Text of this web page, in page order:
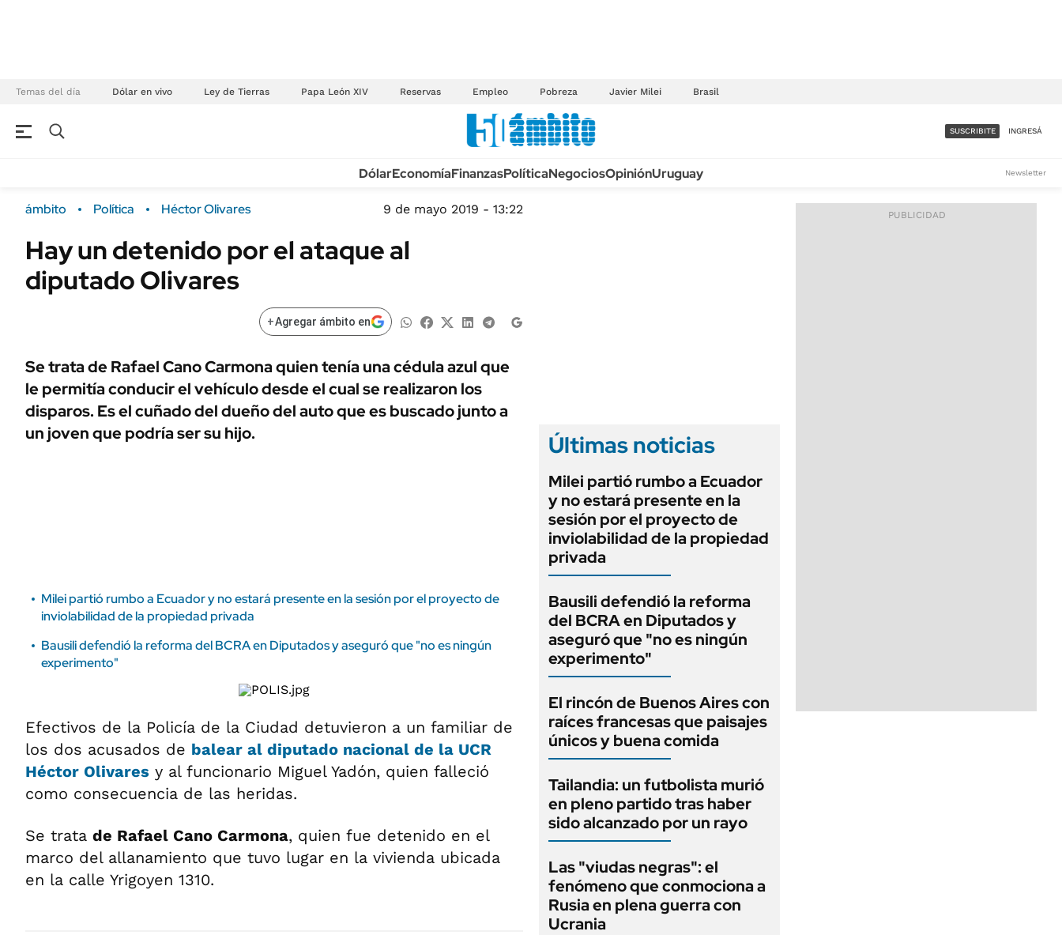
Temas del día Dólar en vivo Ley de Tierras Papa León XIV Reservas Empleo Pobreza Javier Milei Brasil
Campo
FINANZAS
ÁMBITO DEBATE
MEDIAKIT AMBITO DEBATE
Sustentabilidad
POLÍTICA
URUGUAY
TECNOLOGÍA
MÉXICO
LIFESTYLE
AUTOS
ACCESO FULL - $1.800/MES
SUSCRIBITE INGRESÁ
DólarEconomíaFinanzasPolíticaNegociosOpiniónUruguay Newsletter
ámbito Política Héctor Olivares 9 de mayo 2019 - 13:22
Hay un detenido por el ataque al
diputado Olivares
+Agregar ámbito en
Se trata de Rafael Cano Carmona quien tenía una cédula azul que
le permitía conducir el vehículo desde el cual se realizaron los
disparos. Es el cuñado del dueño del auto que es buscado junto a
un joven que podría ser su hijo.
Milei partió rumbo a Ecuador y no estará presente en la sesión por el proyecto de
inviolabilidad de la propiedad privada
Bausili defendió la reforma del BCRA en Diputados y aseguró que "no es ningún
experimento"
Efectivos de la Policía de la Ciudad detuvieron a un familiar de
los dos acusados de balear al diputado nacional de la UCR
Héctor Olivares y al funcionario Miguel Yadón, quien falleció
como consecuencia de las heridas.
Se trata de Rafael Cano Carmona, quien fue detenido en el
marco del allanamiento que tuvo lugar en la vivienda ubicada
en la calle Yrigoyen 1310.
Últimas noticias
Milei partió rumbo a Ecuador
y no estará presente en la
sesión por el proyecto de
inviolabilidad de la propiedad
privada
Bausili defendió la reforma
del BCRA en Diputados y
aseguró que "no es ningún
experimento"
El rincón de Buenos Aires con
raíces francesas que paisajes
únicos y buena comida
Tailandia: un futbolista murió
en pleno partido tras haber
sido alcanzado por un rayo
Las "viudas negras": el
fenómeno que conmociona a
Rusia en plena guerra con
Ucrania